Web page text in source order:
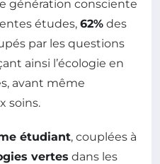
génération consciente
études, 62% des
par les questions
ainsi l’écologie en
avant même
soins.
étudiant, couplées à
vertes dans les